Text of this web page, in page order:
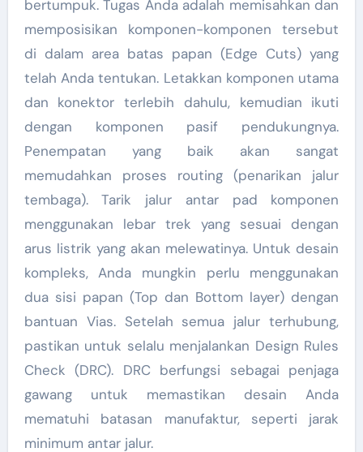
bertumpuk. Tugas Anda adalah memisahkan dan
memposisikan komponen-komponen tersebut
di dalam area batas papan (Edge Cuts) yang
telah Anda tentukan. Letakkan komponen utama
dan konektor terlebih dahulu, kemudian ikuti
dengan komponen pasif pendukungnya.
Penempatan yang baik akan sangat
memudahkan proses routing (penarikan jalur
tembaga). Tarik jalur antar pad komponen
menggunakan lebar trek yang sesuai dengan
arus listrik yang akan melewatinya. Untuk desain
kompleks, Anda mungkin perlu menggunakan
dua sisi papan (Top dan Bottom layer) dengan
bantuan Vias. Setelah semua jalur terhubung,
pastikan untuk selalu menjalankan Design Rules
Check (DRC). DRC berfungsi sebagai penjaga
gawang untuk memastikan desain Anda
mematuhi batasan manufaktur, seperti jarak
minimum antar jalur.